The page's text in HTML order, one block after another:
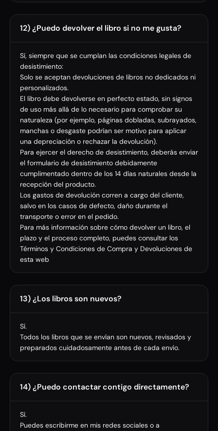
12) ¿Puedo devolver el libro si no me gusta?
Sí, siempre que se cumplan las condiciones legales de
desistimiento:
Solo se aceptan devoluciones de libros no dedicados ni
personalizados.
El libro debe devolverse en perfecto estado, sin signos
de uso más allá de lo necesario para comprobar su
naturaleza (por ejemplo, páginas dobladas, subrayados,
manchas o desgaste podrían ser motivo para aplicar
una depreciación o rechazar la devolución).
Para ejercer el derecho de desistimiento, deberás enviar
el formulario de desistimiento debidamente
cumplimentado dentro de los 14 días naturales desde la
recepción del producto.
Los gastos de devolución corren a cargo del cliente,
salvo en los casos de defecto, daño durante el
transporte o error en el pedido.
Para más información sobre cómo devolver un libro, el
plazo y el proceso completo, puedes consultar los
Términos y Condiciones de Compra y Devoluciones de
esta web
13) ¿Los libros son nuevos?
Sí.
Todos los libros que se envían son nuevos, revisados y
preparados cuidadosamente antes de cada envío.
14) ¿Puedo contactar contigo directamente?
Sí.
Puedes escribirme en mis redes sociales o a